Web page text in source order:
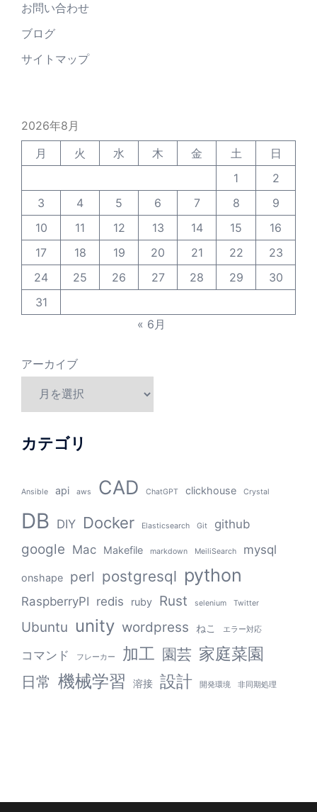
お問い合わせ
ブログ
サイトマップ
2026年8月
月
火 水 木 金 土
日
1
2
3
4 5 6 7 8
9
10
11 12 13 14 15
16
17
18 19 20 21 22
23
24
25 26 27 28 29
30
31
« 6月
アーカイブ
カテゴリ
Ansible api aws CAD ChatGPT clickhouse Crystal
DB DIY Docker Elasticsearch Git github
google Mac Makefile markdown MeiliSearch mysql
onshape perl postgresql python
RaspberryPI redis ruby Rust selenium Twitter
Ubuntu unity wordpress ねこ エラー対応
コマンド フレーカー 加工 園芸 家庭菜園
日常 機械学習 溶接 設計 開発環境 非同期処理